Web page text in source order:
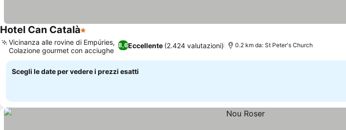
Hotel Can Català1 Stelle
8,6Eccellente (2.424 valutazioni)
Vicinanza alle rovine di Empúries,
Colazione gourmet con acciughe
0.2 km da: St Peter's Church
Scegli le date per vedere i prezzi esatti